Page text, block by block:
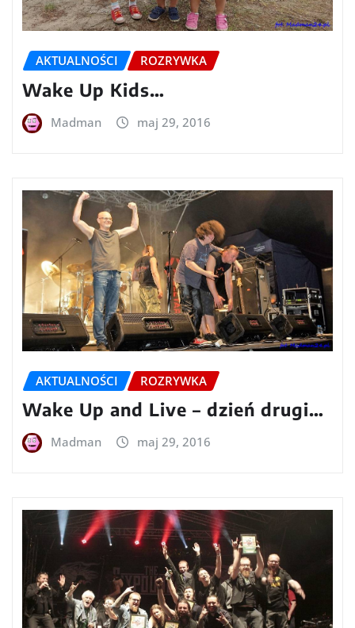
AKTUALNOŚCI ROZRYWKA
Wake Up Kids…
Madman maj 29, 2016
AKTUALNOŚCI ROZRYWKA
Wake Up and Live – dzień drugi…
Madman maj 29, 2016